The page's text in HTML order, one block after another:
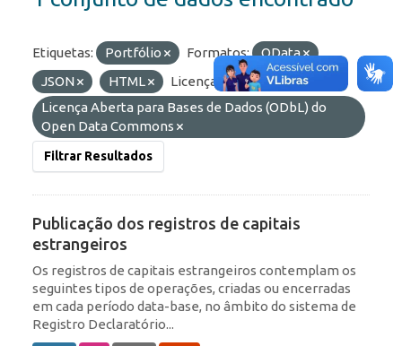
Etiquetas: Portfólio Formatos:
OData
JSON
HTML
Licenças:
Licença Aberta para Bases de Dados (ODbL) do
Open Data Commons
Filtrar Resultados
Publicação dos registros de capitais
estrangeiros
Os registros de capitais estrangeiros contemplam os
seguintes tipos de operações, criadas ou encerradas
em cada período data-base, no âmbito do sistema de
Registro Declaratório...